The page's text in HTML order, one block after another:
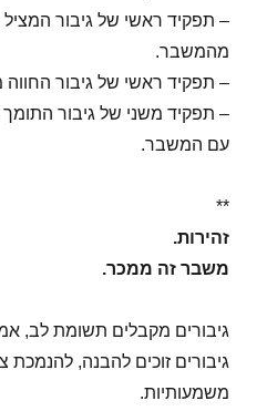
– תפקיד ראשי של גיבור
מהמשבר.
– תפקיד ראשי של גיבור
– תפקיד משני של גיבור
עם המשבר.
**
זהירות.
משבר זה ממכר.
גיבורים מקבלים תשומת לב,
גיבורים זוכים להבנה, להנמכת
משמעותיות.